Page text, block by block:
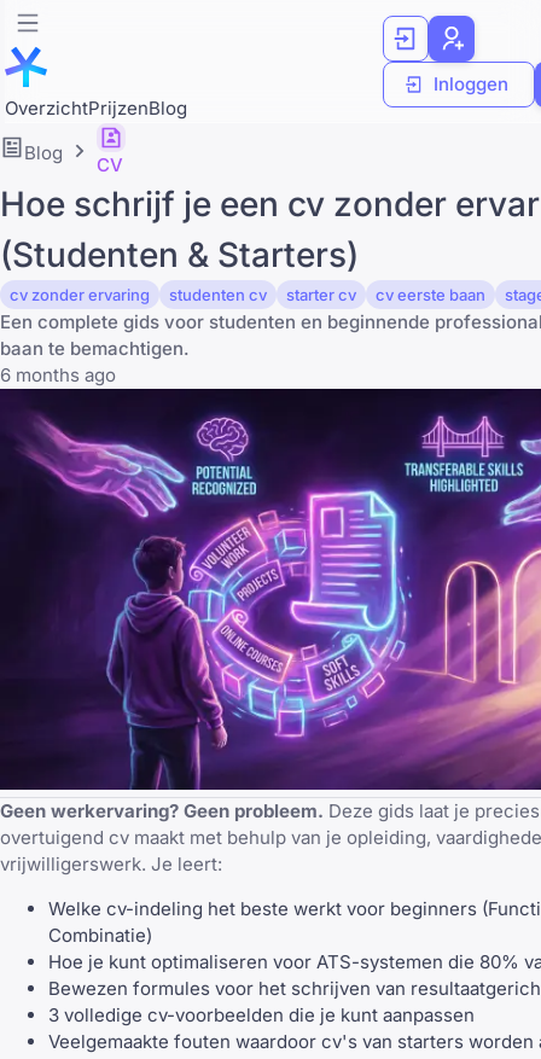
OverzichtPrijzenBlog
Inloggen
Blog
CV
Hoe schrijf je een cv zonder
(Studenten & Starters)
cv zonder ervaring studenten cv starter cv cv eerste baan
Een complete gids voor studenten en beginnende
baan te bemachtigen.
6 months ago
Geen werkervaring? Geen probleem. Deze gids laat je
overtuigend cv maakt met behulp van je opleiding,
vrijwilligerswerk. Je leert:
Welke cv-indeling het beste werkt voor beginners
Combinatie)
Hoe je kunt optimaliseren voor ATS-systemen die 80%
Bewezen formules voor het schrijven van
3 volledige cv-voorbeelden die je kunt aanpassen
Veelgemaakte fouten waardoor cv's van starters worden